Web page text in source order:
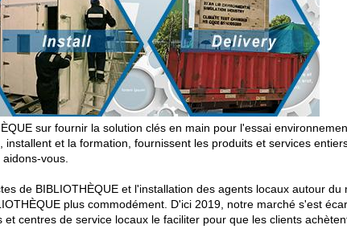
sur fournir la solution clés en main pour l'essai
et la formation, fournissent les produits et services
vous.
de BIBLIOTHÈQUE et l'installation des agents locaux autour
plus commodément. D'ici 2019, notre marché s'est
centres de service locaux le faciliter pour que les clients